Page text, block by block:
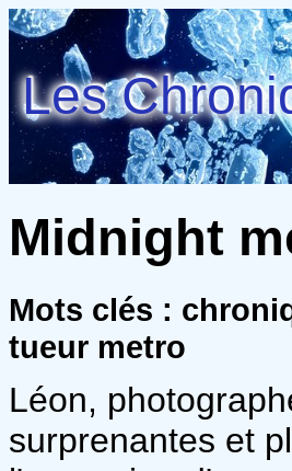
Les
Midnight
Mots clés :
tueur metro
Léon,
surprenantes et